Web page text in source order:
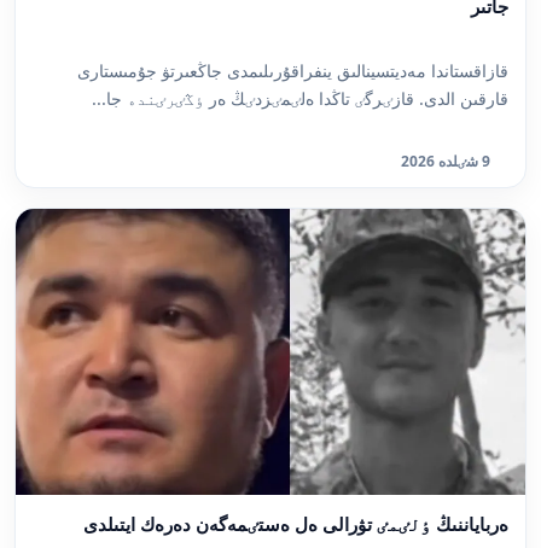
جاتىر
قازاقستاندا مەديتسينالىق ينفراقۇرىلىمدى جاڭعىرتۋ جۇمىستارى
قارقىن الدى. قازٸرگٸ تاڭدا ەلٸمٸزدٸڭ ەر ٶڭٸرٸندە جا...
9 شٸلدە 2026
ەرباياننىڭ ٶلٸمٸ تۋرالى ەل ەستٸمەگەن دەرەك ايتىلدى